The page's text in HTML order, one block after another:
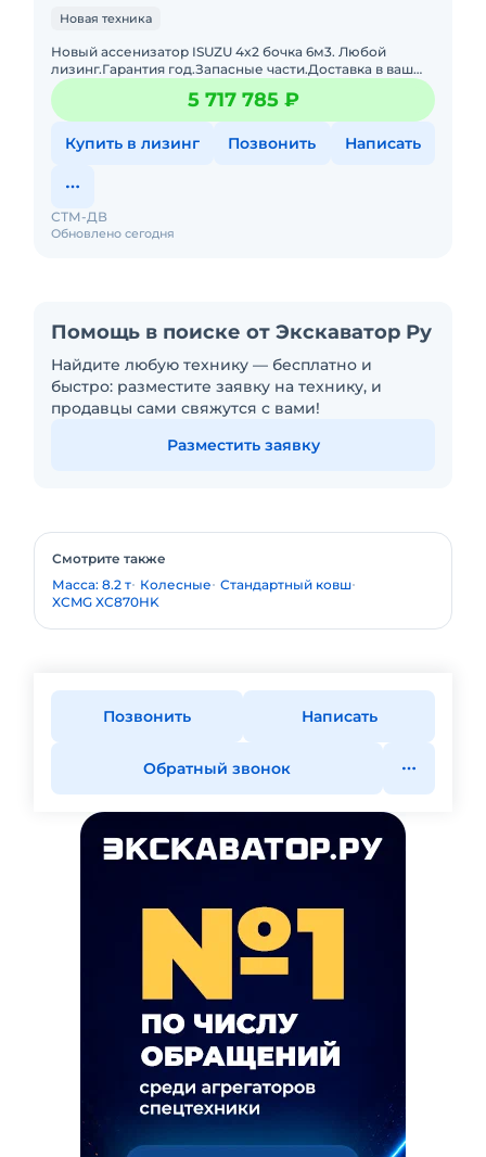
Новая техника
Новый ассенизатор ISUZU 4x2 бочка 6м3. Любой
лизинг.Гарантия год.Запасные части.Доставка в ваш
регион.Привезем ассенизаторы/илососы/
каналопромывки любых объемов
5 717 785 ₽
Купить в лизинг Позвонить Написать
Обновлено сегодня
СТМ-ДВ
Помощь в поиске от Экскаватор Ру
Найдите любую технику — бесплатно и
быстро: разместите заявку на технику, и
продавцы сами свяжутся с вами!
Разместить заявку
Смотрите также
Масса: 8.2 т Колесные Стандартный ковш
XCMG XC870HK
Позвонить Написать
Обратный звонок